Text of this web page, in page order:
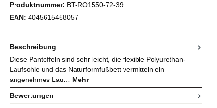
Produktnummer: BT-RO1550-72-39
EAN: 4045615458057
Beschreibung
Diese Pantoffeln sind sehr leicht, die flexible Polyurethan-
Laufsohle und das Naturformfußbett vermitteln ein
angenehmes Lau… Mehr
Bewertungen